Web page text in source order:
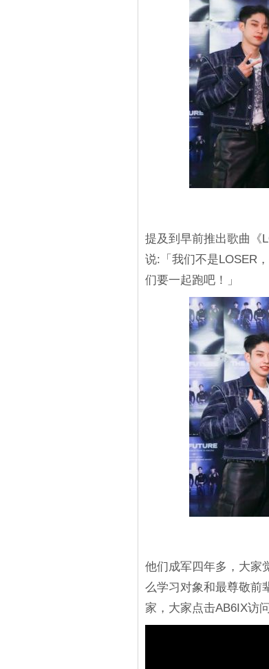
提及到早前推出歌曲《
说:「我们不是LOSER
们要一起跑吧！」
他们成军四年多，大家
么学习对象和最尊敬前
家，大家点击AB6IX访